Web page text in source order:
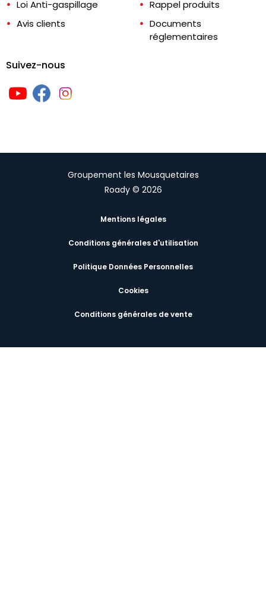
Loi Anti-gaspillage
Avis clients
Rappel produits
Documents
réglementaires
Suivez-nous
Groupement les Mousquetaires
Roady © 2026
Mentions légales
Conditions générales d'utilisation
Politique Données Personnelles
Cookies
Conditions générales de vente